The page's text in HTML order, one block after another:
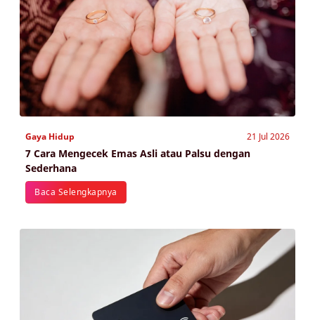
Gaya Hidup 21 Jul 2026
7 Cara Mengecek Emas Asli atau Palsu dengan
Sederhana
Baca Selengkapnya